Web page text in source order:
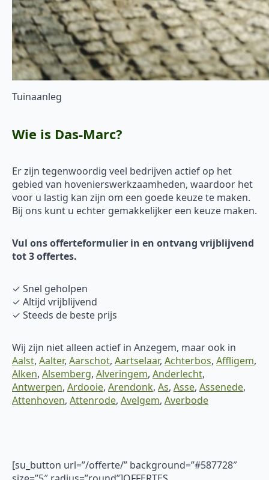
Tuinaanleg
Wie is Das-Marc?
Er zijn tegenwoordig veel bedrijven actief op het
gebied van hovenierswerkzaamheden, waardoor het
voor u lastig kan zijn om een goede keuze te maken.
Bij ons kunt u echter gemakkelijker een keuze maken.
Vul ons offerteformulier in en ontvang vrijblijvend
tot 3 offertes.
✓ Snel geholpen
✓ Altijd vrijblijvend
✓ Steeds de beste prijs
Wij zijn niet alleen actief in Anzegem, maar ook in
Aalst, Aalter, Aarschot, Aartselaar, Achterbos, Affligem,
Alken, Alsemberg, Alveringem, Anderlecht,
Antwerpen, Ardooie, Arendonk, As, Asse, Assenede,
Attenhoven, Attenrode, Avelgem, Averbode
[su_button url=”/offerte/” background=”#587728″